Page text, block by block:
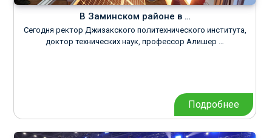
В Заминском районе в …
Сегодня ректор Джизакского политехнического института,
доктор технических наук, профессор Алишер …
Подробнее